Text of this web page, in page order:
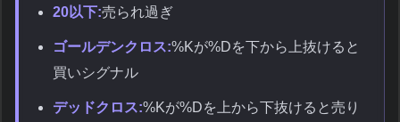
20以下:売られ過ぎ
ゴールデンクロス:%Kが%Dを下から上抜けると
買いシグナル
デッドクロス:%Kが%Dを上から下抜けると売り